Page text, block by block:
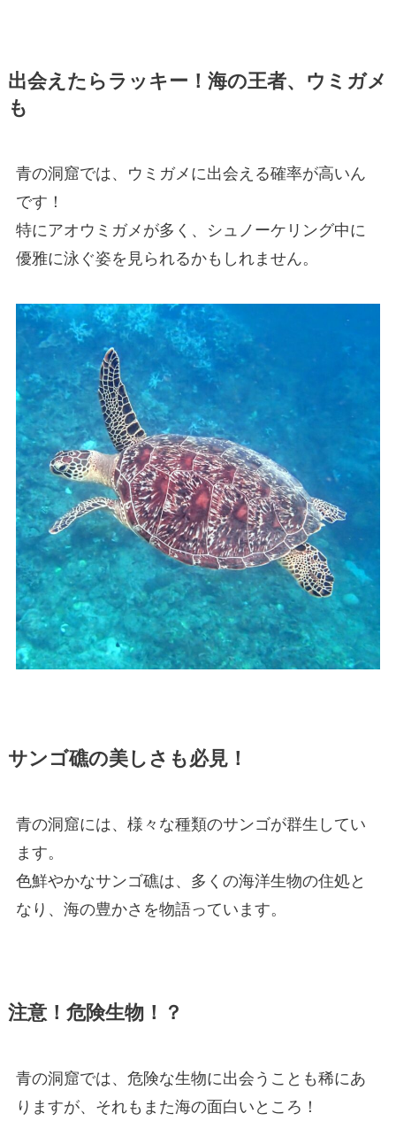
出会えたらラッキー！海の王者、ウミガメ
も
青の洞窟では、ウミガメに出会える確率が高いん
です！
特にアオウミガメが多く、シュノーケリング中に
優雅に泳ぐ姿を見られるかもしれません。
サンゴ礁の美しさも必見！
青の洞窟には、様々な種類のサンゴが群生してい
ます。
色鮮やかなサンゴ礁は、多くの海洋生物の住処と
なり、海の豊かさを物語っています。
注意！ 危険生物！？
青の洞窟では、危険な生物に出会うことも稀にあ
りますが、それもまた海の面白いところ！